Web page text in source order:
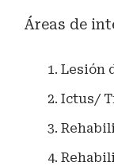
Áreas de
Lesión
Ictus/